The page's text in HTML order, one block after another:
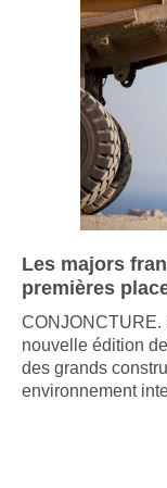
Les majors
premières
CONJONCTURE.
nouvelle édition
des grands
environnement